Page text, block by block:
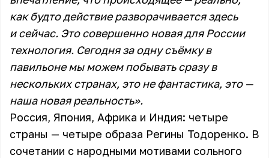
как будто действие разворачивается здесь
и сейчас. Это совершенно новая для России
технология. Сегодня за одну съёмку в
павильоне мы можем побывать сразу в
нескольких странах, это не фантастика, это —
наша новая реальность».
Россия, Япония, Африка и Индия: четыре
страны — четыре образа Регины Тодоренко. В
сочетании с народными мотивами сольного